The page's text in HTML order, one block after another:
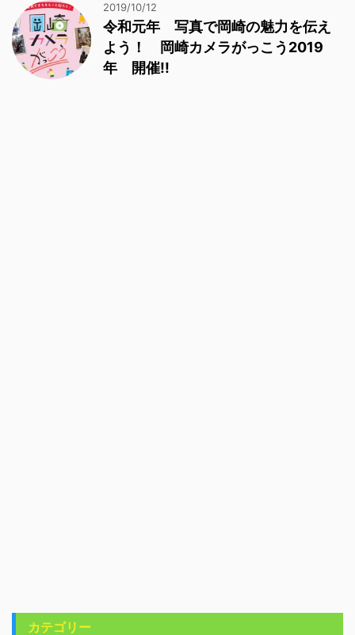
2019/10/12
令和元年 写真で岡崎の魅力を伝え
よう！ 岡崎カメラがっこう2019
年 開催!!
カテゴリー